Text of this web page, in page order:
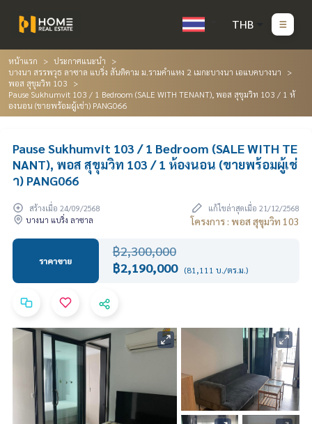
THB
หน้าแรก
ประกาศแนะนำ
บางนา สรรพวุธ ลาซาล แบริ่ง สันติคาม ม.รามคำแหง 2 เมกะบางนา เอแบคบางนา
พอส สุขุมวิท 103
Pause Sukhumvit 103 / 1 Bedroom (SALE WITH TENANT), พอส สุขุมวิท 103 / 1 ห้
องนอน (ขายพร้อมผู้เช่า) PANG066
Pause Sukhumvit 103 / 1 Bedroom (SALE WITH TE
NANT), พอส สุขุมวิท 103 / 1 ห้องนอน (ขายพร้อมผู้เช่
า) PANG066
สร้างเมื่อ 24/09/2568
แก้ไขล่าสุดเมื่อ 21/12/2568
บางนา แบริ่ง ลาซาล
โครงการ : พอส สุขุมวิท 103
ราคาขาย
฿2,300,000
฿2,190,000 (81,111 บ./ตร.ม.)